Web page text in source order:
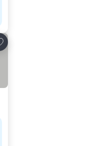
a kedvencekhez